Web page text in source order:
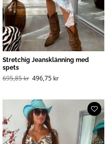
Stretchig Jeansklänning med
spets
695,85kr Opprinnelig
pris
(NOK).
496,75 krNåværende
(NOK).